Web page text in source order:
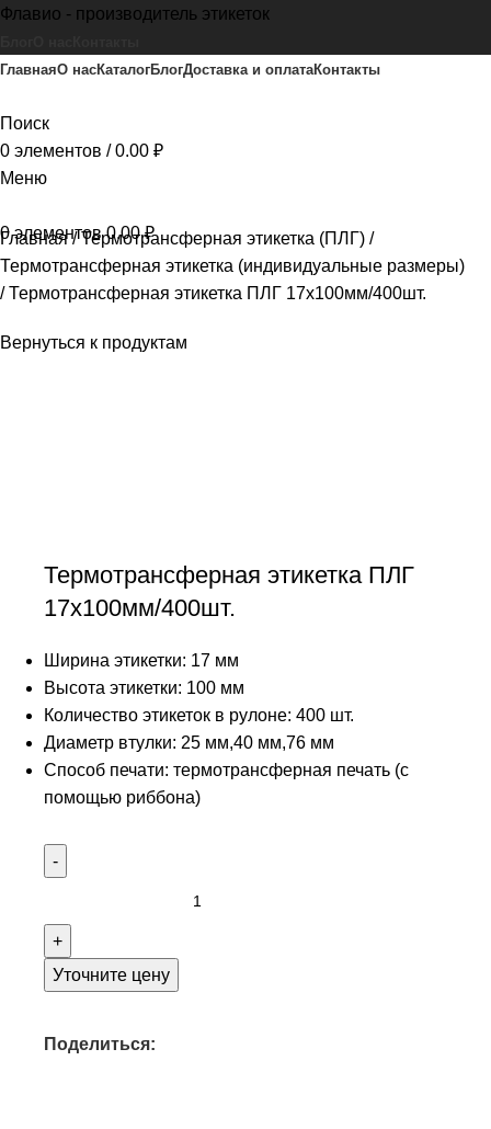
Флавио - производитель этикеток
ГлавнаяО насКаталогБлогДоставка и оплатаКонтакты
Поиск
0 элементов / 0.00 ₽
Меню
0элементов 0.00₽
Главная Термотрансферная этикетка (ПЛГ)
Термотрансферная этикетка (индивидуальные размеры)
Термотрансферная этикетка ПЛГ 17х100мм/400шт.
Вернуться к продуктам
Термотрансферная этикетка ПЛГ
17х100мм/400шт.
Ширина этикетки: 17 мм
Высота этикетки: 100 мм
Количество этикеток в рулоне: 400 шт.
Диаметр втулки: 25 мм,40 мм,76 мм
Способ печати: термотрансферная печать (с
помощью риббона)
Уточните цену
Поделиться: